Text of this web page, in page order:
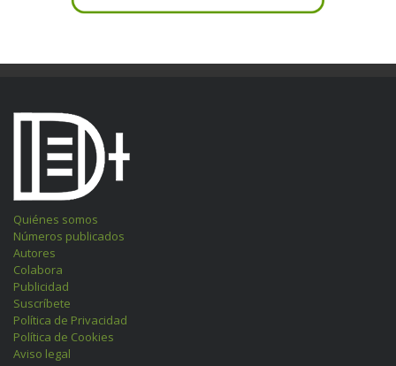
Quiénes somos
Números publicados
Autores
Colabora
Publicidad
Suscríbete
Política de Privacidad
Política de Cookies
Aviso legal